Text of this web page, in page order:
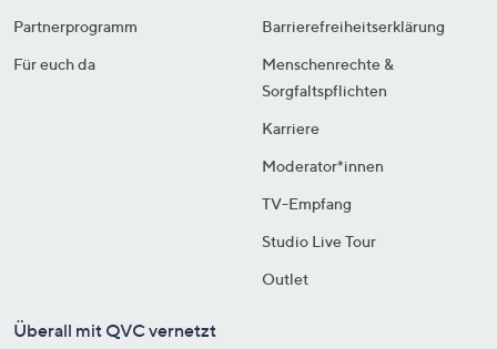
Partnerprogramm
Für euch da
Barrierefreiheitserklärung
Menschenrechte &
Sorgfaltspflichten
Karriere
Moderator*innen
TV-Empfang
Studio Live Tour
Outlet
Überall mit QVC vernetzt